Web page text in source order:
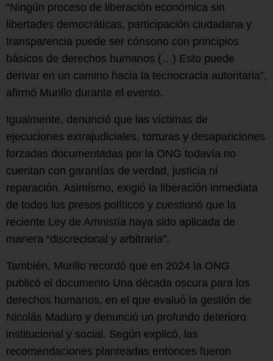
“Ningún proceso de liberación económica sin
libertades democráticas, participación ciudadana y
transparencia puede ser cónsono con principios
básicos de derechos humanos (…) Esto puede
derivar en un camino hacia la tecnocracia autoritaria”,
afirmó Murillo durante el evento.
Igualmente, denunció que las víctimas de
ejecuciones extrajudiciales, torturas y desapariciones
forzadas documentadas por la ONG todavía no
cuentan con garantías de verdad, justicia ni
reparación. Asimismo, exigió la liberación inmediata
de todos los presos políticos y cuestionó que la
reciente Ley de Amnistía haya sido aplicada de
manera “discrecional y arbitraria”.
También, Murillo recordó que en 2024 la ONG
publicó el documento Una década oscura para los
derechos humanos, en el que evaluó la gestión de
Nicolás Maduro y denunció un profundo deterioro
institucional y social. Según explicó, las
recomendaciones planteadas entonces fueron